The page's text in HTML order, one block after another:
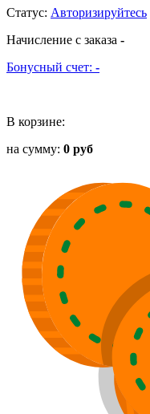
Статус: Авторизируйтесь
Начисление с заказа -
Бонусный счет: -
В корзине:
на сумму: 0 руб